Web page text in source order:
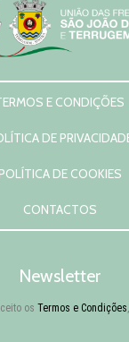
E CONDIÇÕES
DE
POLÍTICA DE COOKIES
CONTACTOS
Newsletter
os Termos e Condições,